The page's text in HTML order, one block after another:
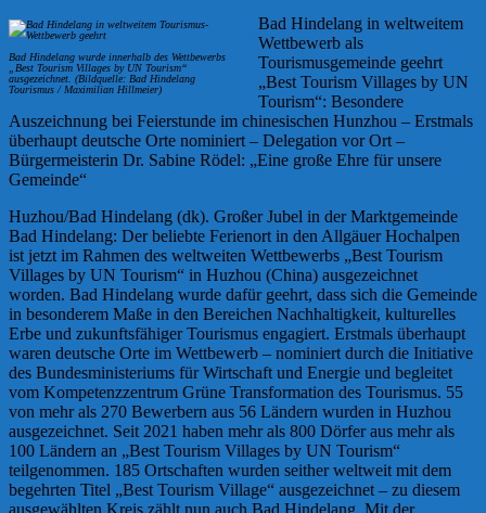
Bad Hindelang wurde innerhalb des Wettbewerbs
„Best Tourism Villages by UN Tourism“
ausgezeichnet. (Bildquelle: Bad Hindelang
Tourismus / Maximilian Hillmeier)
Bad Hindelang in weltweitem
Wettbewerb als
Tourismusgemeinde geehrt
„Best Tourism Villages by UN
Tourism“: Besondere
Auszeichnung bei Feierstunde im chinesischen Hunzhou – Erstmals
überhaupt deutsche Orte nominiert – Delegation vor Ort –
Bürgermeisterin Dr. Sabine Rödel: „Eine große Ehre für unsere
Gemeinde“
Huzhou/Bad Hindelang (dk). Großer Jubel in der Marktgemeinde
Bad Hindelang: Der beliebte Ferienort in den Allgäuer Hochalpen
ist jetzt im Rahmen des weltweiten Wettbewerbs „Best Tourism
Villages by UN Tourism“ in Huzhou (China) ausgezeichnet
worden. Bad Hindelang wurde dafür geehrt, dass sich die Gemeinde
in besonderem Maße in den Bereichen Nachhaltigkeit, kulturelles
Erbe und zukunftsfähiger Tourismus engagiert. Erstmals überhaupt
waren deutsche Orte im Wettbewerb – nominiert durch die Initiative
des Bundesministeriums für Wirtschaft und Energie und begleitet
vom Kompetenzzentrum Grüne Transformation des Tourismus. 55
von mehr als 270 Bewerbern aus 56 Ländern wurden in Huzhou
ausgezeichnet. Seit 2021 haben mehr als 800 Dörfer aus mehr als
100 Ländern an „Best Tourism Villages by UN Tourism“
teilgenommen. 185 Ortschaften wurden seither weltweit mit dem
begehrten Titel „Best Tourism Village“ ausgezeichnet – zu diesem